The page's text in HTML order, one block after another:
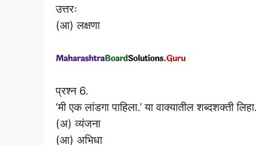
उत्तरः
(आ) लक्षणा
प्रश्न 6.
‘मी एक लांडगा पाहिला.’ या वाक्यातील शब्दशक्ती लिहा.
(अ) व्यंजना
(आ) अभिधा